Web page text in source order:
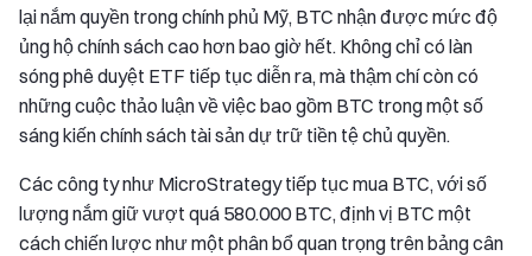
lại nắm quyền trong chính phủ Mỹ, BTC nhận được mức độ
ủng hộ chính sách cao hơn bao giờ hết. Không chỉ có làn
sóng phê duyệt ETF tiếp tục diễn ra, mà thậm chí còn có
những cuộc thảo luận về việc bao gồm BTC trong một số
sáng kiến chính sách tài sản dự trữ tiền tệ chủ quyền.
Các công ty như MicroStrategy tiếp tục mua BTC, với số
lượng nắm giữ vượt quá 580.000 BTC, định vị BTC một
cách chiến lược như một phân bổ quan trọng trên bảng cân